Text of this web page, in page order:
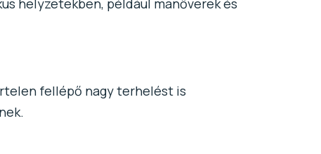
helyzetekben, például manőverek és
fellépő nagy terhelést is